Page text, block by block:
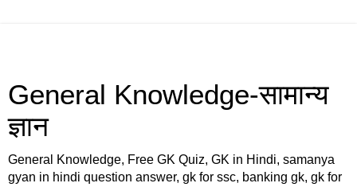
General Knowledge-सामान्य
ज्ञान
General Knowledge, Free GK Quiz, GK in Hindi, samanya
gyan in hindi question answer, gk for ssc, banking gk, gk for